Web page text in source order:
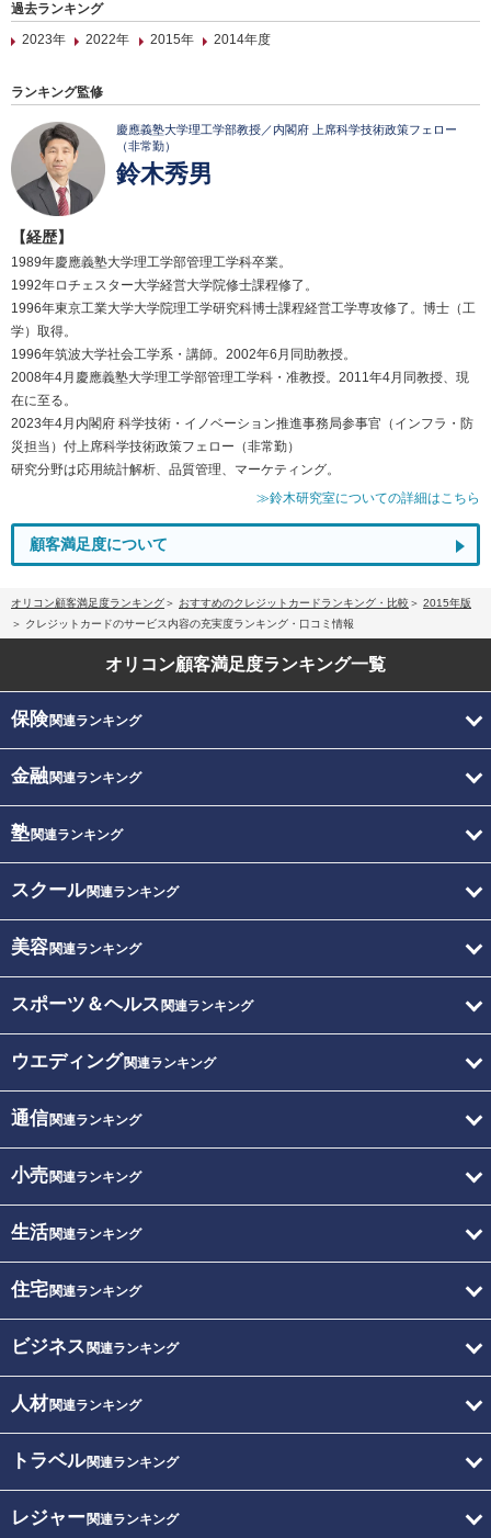
過去ランキング
2023年
2022年 2015年 2014年度
ランキング監修
慶應義塾大学理工学部教授／内閣府 上席科学技術政策フェロー
（非常勤）
鈴木秀男
【経歴】
1989年慶應義塾大学理工学部管理工学科卒業。
1992年ロチェスター大学経営大学院修士課程修了。
1996年東京工業大学大学院理工学研究科博士課程経営工学専攻修了。博士（工
学）取得。
1996年筑波大学社会工学系・講師。2002年6月同助教授。
2008年4月慶應義塾大学理工学部管理工学科・准教授。2011年4月同教授、現
在に至る。
2023年4月内閣府 科学技術・イノベーション推進事務局参事官（インフラ・防
災担当）付上席科学技術政策フェロー（非常勤）
研究分野は応用統計解析、品質管理、マーケティング。
≫鈴木研究室についての詳細はこちら
顧客満足度について
オリコン顧客満足度ランキング おすすめのクレジットカードランキング・比較
2015年版
クレジットカードのサービス内容の充実度ランキング・口コミ情報
オリコン顧客満足度ランキング一覧
保険関連ランキング
金融関連ランキング
塾関連ランキング
スクール関連ランキング
美容関連ランキング
スポーツ＆ヘルス 関連ランキング
ウエディング関連ランキング
通信関連ランキング
小売関連ランキング
生活関連ランキング
住宅関連ランキング
ビジネス 関連ランキング
人材関連ランキング
トラベル関連ランキング
レジャー関連ランキング